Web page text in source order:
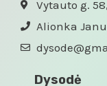
Vytauto g.
Alionka
Dysodė